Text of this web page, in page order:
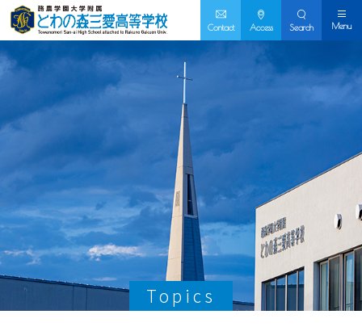
Contact Access Search Menu
Topics